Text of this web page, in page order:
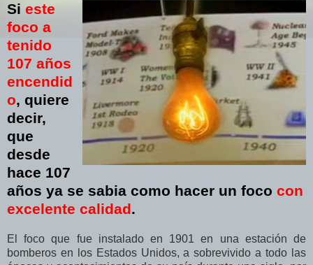
Si este
foco a
tenido
107 años
encendid
o, quiere
decir,
que
desde
hace 107
años ya se sabia como hacer un foco con
excelente calidad.
El foco que fue instalado en 1901 en una estación de
bomberos en los Estados Unidos, a sobrevivido a todo las